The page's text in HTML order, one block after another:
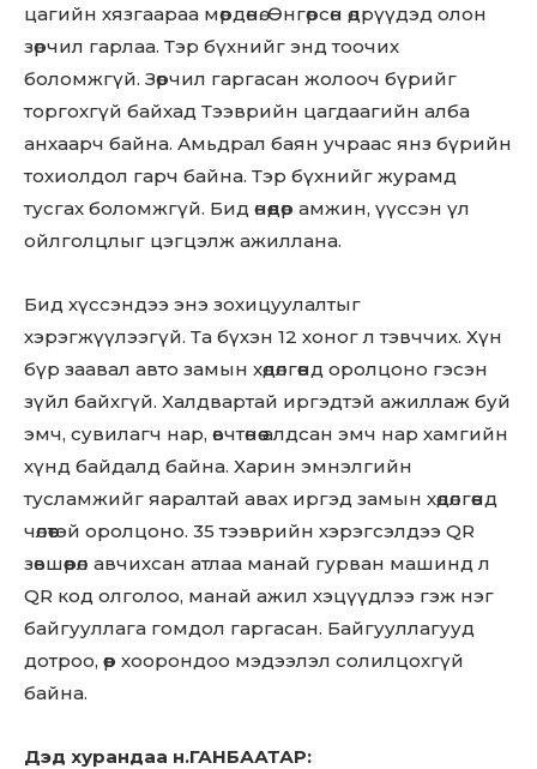
Don't miss
out!
Sing up for our newsletter
to stay in the loop.
SUBSCRIBE
цагийн хязгаараа мөрдөнө. Өнгөрсөн өдрүүдэд олон
зөрчил гарлаа. Тэр бүхнийг энд тоочих
боломжгүй. Зөрчил гаргасан жолооч бүрийг
торгохгүй байхад Тээврийн цагдаагийн алба
анхаарч байна. Амьдрал баян учраас янз бүрийн
тохиолдол гарч байна. Тэр бүхнийг журамд
тусгах боломжгүй. Бид өнөөдөр амжин, үүссэн үл
ойлголцлыг цэгцэлж ажиллана.
Бид хүссэндээ энэ зохицуулалтыг
хэрэгжүүлээгүй. Та бүхэн 12 хоног л тэвччих. Хүн
бүр заавал авто замын хөдөлгөөнд оролцоно гэсэн
зүйл байхгүй. Халдвартай иргэдтэй ажиллаж буй
эмч, сувилагч нар, өвчтөнөө алдсан эмч нар хамгийн
хүнд байдалд байна. Харин эмнэлгийн
тусламжийг яаралтай авах иргэд замын хөдөлгөөнд
чөлөөтэй оролцоно. 35 тээврийн хэрэгсэлдээ QR
зөвшөөрөл авчихсан атлаа манай гурван машинд л
QR код олголоо, манай ажил хэцүүдлээ гэж нэг
байгууллага гомдол гаргасан. Байгууллагууд
дотроо, өөр хоорондоо мэдээлэл солилцохгүй
байна.
Дэд хурандаа н.ГАНБААТАР: